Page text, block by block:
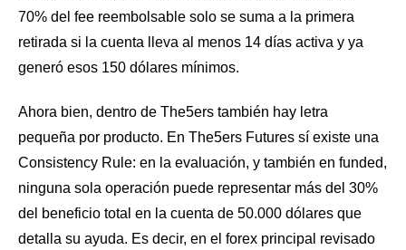
70% del fee reembolsable solo se suma a la primera
retirada si la cuenta lleva al menos 14 días activa y ya
generó esos 150 dólares mínimos.
Ahora bien, dentro de The5ers también hay letra
pequeña por producto. En The5ers Futures sí existe una
Consistency Rule: en la evaluación, y también en funded,
ninguna sola operación puede representar más del 30%
del beneficio total en la cuenta de 50.000 dólares que
detalla su ayuda. Es decir, en el forex principal revisado